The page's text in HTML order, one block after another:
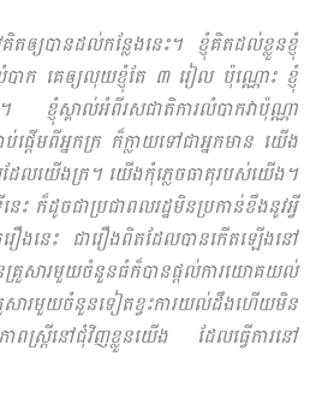
តឲ្យបានដល់កន្លែងនេះ។ ខ្ញុំគិតដល់ខ្លួនខ្ញុំ
ាក គេឲ្យលុយខ្ញុំតែ ៣ រៀល ប៉ុណ្ណោះ ខ្ញុំ
ខ្ញុំស្គាល់អំពីរសជាតិការលំបាកវាប៉ុណ្ណា
ដើមពីអ្នកក្រ ក៏ក្លាយទៅជាអ្នកមាន យើង
ែលយើងក្រ។ យើងកុំភ្លេចធាតុរបស់យើង។
ះ ក៏ដូចជាប្រជាពលរដ្ឋមិនប្រកាន់ខឹងនូវអ្វី
ងនេះ ជារឿងពិតដែលបានកើតឡើងនៅ
គ្រួសារមួយចំនួនធំក៏បានផ្ដល់ការយោគយល់
រមួយចំនួនទៀតខ្វះការយល់ដឹងហើយមិន
ាពស្ដ្រីនៅជុំវិញខ្លួនយើង ដែលធ្វើការនៅ